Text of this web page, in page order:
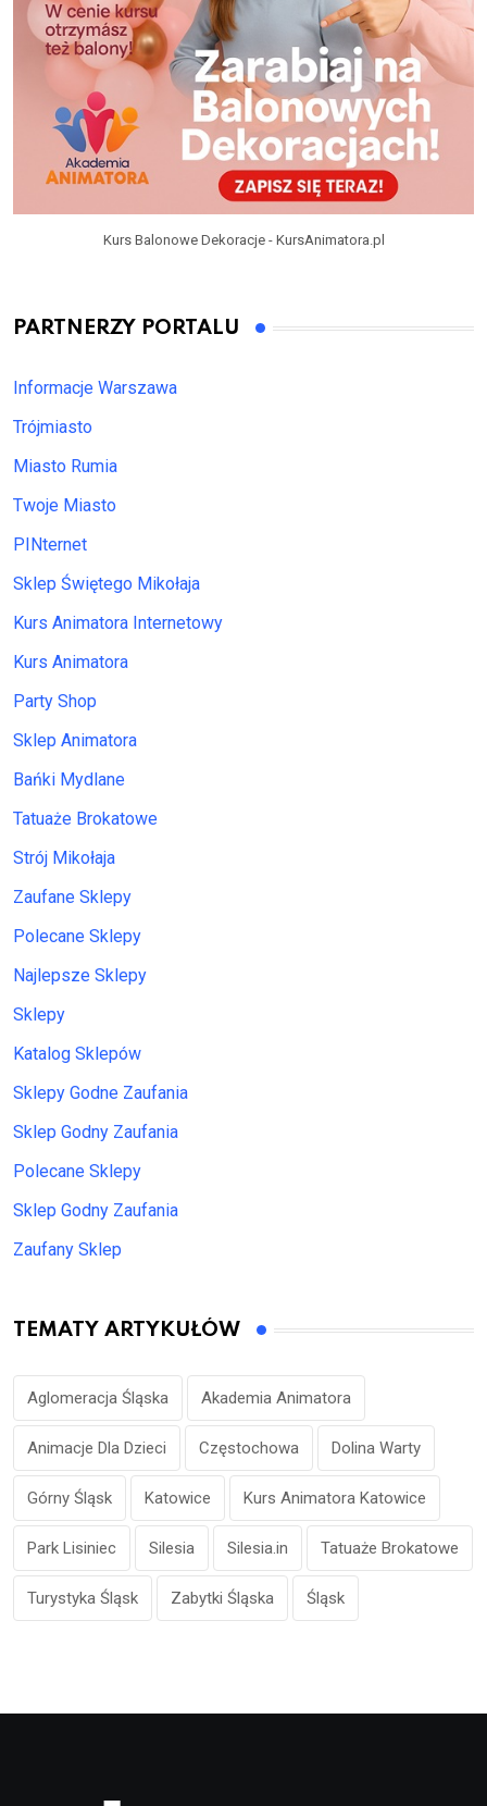
Kurs Balonowe Dekoracje - KursAnimatora.pl
PARTNERZY PORTALU
Informacje Warszawa
Trójmiasto
Miasto Rumia
Twoje Miasto
PINternet
Sklep Świętego Mikołaja
Kurs Animatora Internetowy
Kurs Animatora
Party Shop
Sklep Animatora
Bańki Mydlane
Tatuaże Brokatowe
Strój Mikołaja
Zaufane Sklepy
Polecane Sklepy
Najlepsze Sklepy
Sklepy
Katalog Sklepów
Sklepy Godne Zaufania
Sklep Godny Zaufania
Polecane Sklepy
Sklep Godny Zaufania
Zaufany Sklep
TEMATY ARTYKUŁÓW
Aglomeracja Śląska Akademia Animatora
Animacje Dla Dzieci Częstochowa Dolina Warty
Górny Śląsk Katowice Kurs Animatora Katowice
Park Lisiniec Silesia Silesia.in Tatuaże Brokatowe
Turystyka Śląsk Zabytki Śląska Śląsk